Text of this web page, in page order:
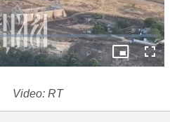
Video: RT